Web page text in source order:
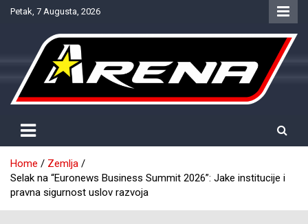
SkipPetak, 7 Augusta, 2026
NTV Arena
Home
Zemlja
Selak na “Euronews Business Summit 2026”: Jake institucije i
pravna sigurnost uslov razvoja